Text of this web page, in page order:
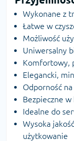
Wykonane z
Łatwe w
Możliwość
Uniwersalny
Komfortowy,
Elegancki,
Odporność
Bezpieczne
Idealne do
Wysoka
użytkowanie